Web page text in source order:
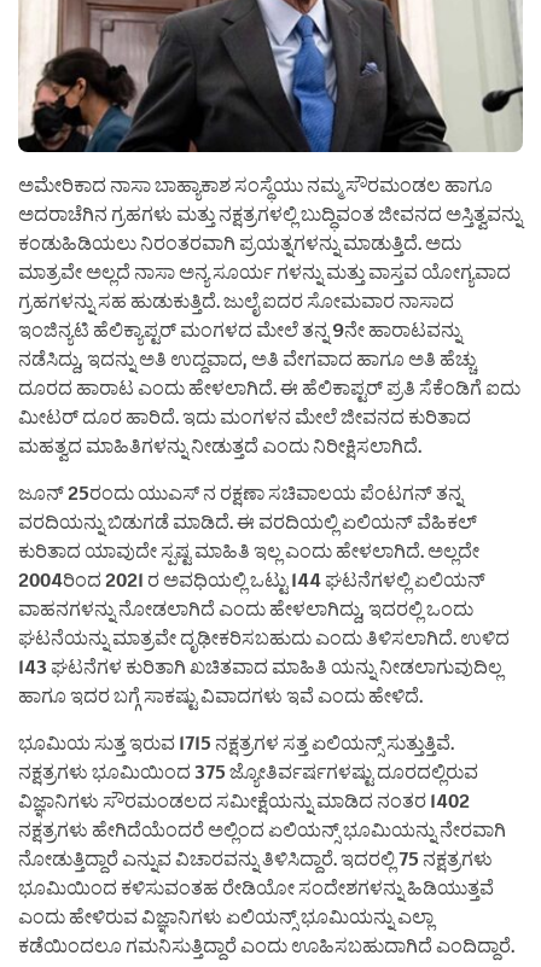
ಅಮೇರಿಕಾದ ನಾಸಾ ಬಾಹ್ಯಾಕಾಶ ಸಂಸ್ಥೆಯು ನಮ್ಮ ಸೌರಮಂಡಲ ಹಾಗೂ
ಅದರಾಚೆಗಿನ ಗ್ರಹಗಳು ಮತ್ತು ನಕ್ಷತ್ರಗಳಲ್ಲಿ ಬುದ್ಧಿವಂತ ಜೀವನದ ಅಸ್ತಿತ್ವವನ್ನು
ಕಂಡುಹಿಡಿಯಲು ನಿರಂತರವಾಗಿ ಪ್ರಯತ್ನಗಳನ್ನು ಮಾಡುತ್ತಿದೆ. ಅದು
ಮಾತ್ರವೇ ಅಲ್ಲದೆ ನಾಸಾ ಅನ್ಯ ಸೂರ್ಯ ಗಳನ್ನು ಮತ್ತು ವಾಸ್ತವ ಯೋಗ್ಯವಾದ
ಗ್ರಹಗಳನ್ನು ಸಹ ಹುಡುಕುತ್ತಿದೆ. ಜುಲೈ ಐದರ ಸೋಮವಾರ ನಾಸಾದ
ಇಂಜಿನ್ಯಟಿ ಹೆಲಿಕ್ಯಾಪ್ಟರ್ ಮಂಗಳದ ಮೇಲೆ ತನ್ನ 9ನೇ ಹಾರಾಟವನ್ನು
ನಡೆಸಿದ್ದು, ಇದನ್ನು ಅತಿ ಉದ್ದವಾದ, ಅತಿ ವೇಗವಾದ ಹಾಗೂ ಅತಿ ಹೆಚ್ಚು
ದೂರದ ಹಾರಾಟ ಎಂದು ಹೇಳಲಾಗಿದೆ. ಈ ಹೆಲಿಕಾಪ್ಟರ್ ಪ್ರತಿ ಸೆಕೆಂಡಿಗೆ ಐದು
ಮೀಟರ್ ದೂರ ಹಾರಿದೆ. ಇದು ಮಂಗಳನ ಮೇಲೆ ಜೀವನದ ಕುರಿತಾದ
ಮಹತ್ವದ ಮಾಹಿತಿಗಳನ್ನು ನೀಡುತ್ತದೆ ಎಂದು ನಿರೀಕ್ಷಿಸಲಾಗಿದೆ.
ಜೂನ್ 25ರಂದು ಯುಎಸ್ ನ ರಕ್ಷಣಾ ಸಚಿವಾಲಯ ಪೆಂಟಗನ್ ತನ್ನ
ವರದಿಯನ್ನು ಬಿಡುಗಡೆ ಮಾಡಿದೆ. ಈ ವರದಿಯಲ್ಲಿ ಏಲಿಯನ್ ವೆಹಿಕಲ್
ಕುರಿತಾದ ಯಾವುದೇ ಸ್ಪಷ್ಟ ಮಾಹಿತಿ ಇಲ್ಲ ಎಂದು ಹೇಳಲಾಗಿದೆ. ಅಲ್ಲದೇ
2004ರಿಂದ 2021 ರ ಅವಧಿಯಲ್ಲಿ ಒಟ್ಟು 144 ಘಟನೆಗಳಲ್ಲಿ ಏಲಿಯ‌ನ್
ವಾಹನಗಳನ್ನು ನೋಡಲಾಗಿದೆ ಎಂದು ಹೇಳಲಾಗಿದ್ದು, ಇದರಲ್ಲಿ ಒಂದು
ಘಟನೆಯನ್ನು ಮಾತ್ರವೇ ದೃಢೀಕರಿಸಬಹುದು ಎಂದು ತಿಳಿಸಲಾಗಿದೆ. ಉಳಿದ
143 ಘಟನೆಗಳ ಕುರಿತಾಗಿ ಖಚಿತವಾದ ಮಾಹಿತಿ ಯನ್ನು ನೀಡಲಾಗುವುದಿಲ್ಲ
ಹಾಗೂ ಇದರ ಬಗ್ಗೆ ಸಾಕಷ್ಟು ವಿವಾದಗಳು ಇವೆ ಎಂದು ಹೇಳಿದೆ.‌
ಭೂಮಿಯ ಸುತ್ತ ಇರುವ 1715 ನಕ್ಷತ್ರಗಳ ಸತ್ತ ಏಲಿಯನ್ಸ್ ಸುತ್ತುತ್ತಿವೆ.
ನಕ್ಷತ್ರಗಳು ಭೂಮಿಯಿಂದ 375 ಜ್ಯೋತಿರ್ವರ್ಷಗಳಷ್ಟು ದೂರದಲ್ಲಿರುವ
ವಿಜ್ಞಾನಿಗಳು ಸೌರಮಂಡಲದ ಸಮೀಕ್ಷೆಯನ್ನು ಮಾಡಿದ ನಂತರ 1402
ನಕ್ಷತ್ರಗಳು ಹೇಗಿದೆಯೆಂದರೆ ಅಲ್ಲಿಂದ ಏಲಿಯನ್ಸ್ ಭೂಮಿಯನ್ನು ನೇರವಾಗಿ
ನೋಡುತ್ತಿದ್ದಾರೆ ಎನ್ನುವ ವಿಚಾರವನ್ನು ತಿಳಿಸಿದ್ದಾರೆ. ಇದರಲ್ಲಿ 75 ನಕ್ಷತ್ರಗಳು
ಭೂಮಿಯಿಂದ ಕಳಿಸುವಂತಹ ರೇಡಿಯೋ ಸಂದೇಶಗಳನ್ನು ಹಿಡಿಯುತ್ತವೆ
ಎಂದು ಹೇಳಿರುವ ವಿಜ್ಞಾನಿಗಳು ಏಲಿಯನ್ಸ್ ಭೂಮಿಯನ್ನು ಎಲ್ಲಾ
ಕಡೆಯಿಂದಲೂ ಗಮನಿಸುತ್ತಿದ್ದಾರೆ ಎಂದು ಊಹಿಸಬಹುದಾಗಿದೆ ಎಂದಿದ್ದಾರೆ.